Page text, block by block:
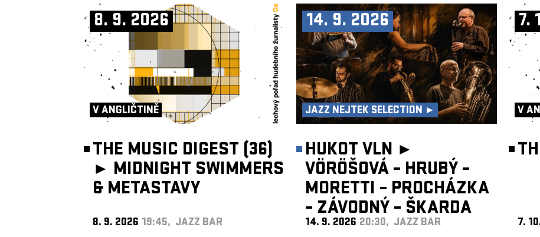
8. 9. 2026
V ANGLIČTINĚ
THE MUSIC DIGEST (36)
► MIDNIGHT SWIMMERS
& METASTAVY
8. 9. 2026 19:45, JAZZ BAR
14. 9. 2026
JAZZ NEJTEK SELECTION ►
HUKOT VLN ►
VÖRÖŠOVÁ – HRUBÝ –
MORETTI – PROCHÁZKA
– ZÁVODNÝ – ŠKARDA
14. 9. 2026 20:30, JAZZ BAR
7.
V
7.